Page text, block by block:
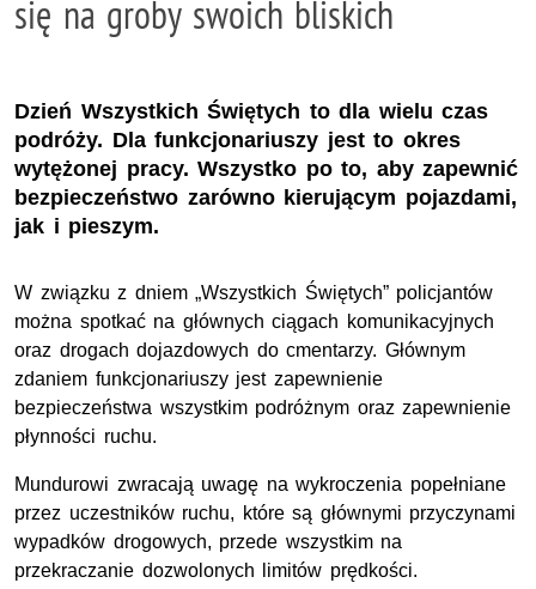
się na groby swoich bliskich
Dzień Wszystkich Świętych to dla wielu czas
podróży. Dla funkcjonariuszy jest to okres
wytężonej pracy. Wszystko po to, aby zapewnić
bezpieczeństwo zarówno kierującym pojazdami,
jak i pieszym.
W związku z dniem „Wszystkich Świętych” policjantów
można spotkać na głównych ciągach komunikacyjnych
oraz drogach dojazdowych do cmentarzy. Głównym
zdaniem funkcjonariuszy jest zapewnienie
bezpieczeństwa wszystkim podróżnym oraz zapewnienie
płynności ruchu.
Mundurowi zwracają uwagę na wykroczenia popełniane
przez uczestników ruchu, które są głównymi przyczynami
wypadków drogowych, przede wszystkim na
przekraczanie dozwolonych limitów prędkości.